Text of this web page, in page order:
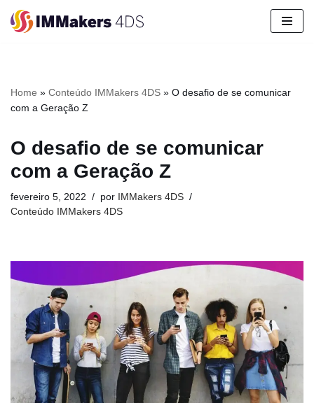
conteúdo
Home » Conteúdo IMMakers 4DS » O desafio de se comunicar
com a Geração Z
O desafio de se comunicar
com a Geração Z
fevereiro 5, 2022 por IMMakers 4DS
Conteúdo IMMakers 4DS